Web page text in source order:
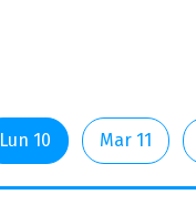
Lun 10 Mar 11